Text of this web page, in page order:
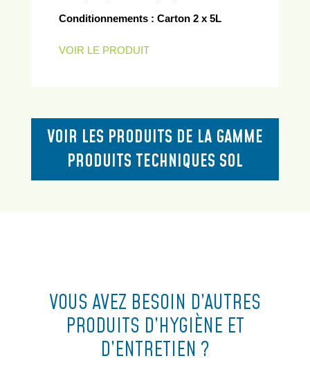
Conditionnements : Carton 2 x 5L
VOIR LE PRODUIT
VOIR LES PRODUITS DE LA GAMME
PRODUITS TECHNIQUES SOL
VOUS AVEZ BESOIN D’AUTRES
PRODUITS D’HYGIÈNE ET
D’ENTRETIEN ?